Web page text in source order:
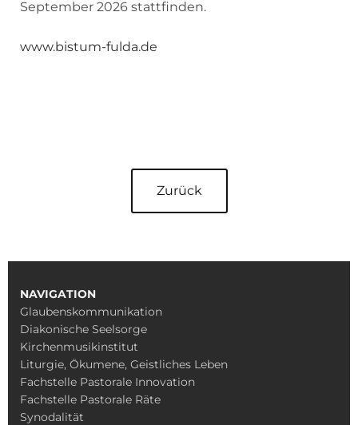
September 2026 stattfinden.
www.bistum-fulda.de
Zurück
NAVIGATION
Glaubenskommunikation
Diakonische Seelsorge
Kirchenmusikinstitut
Liturgie, Ökumene, Geistliches Leben
Fachstelle Pastorale Innovation
Fachstelle Pastorale Räte
Synodalität